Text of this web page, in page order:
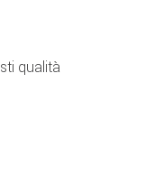
qualità